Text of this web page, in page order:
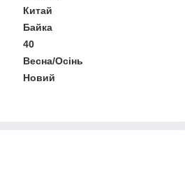
Китай
Байка
40
Весна/Осінь
Новий